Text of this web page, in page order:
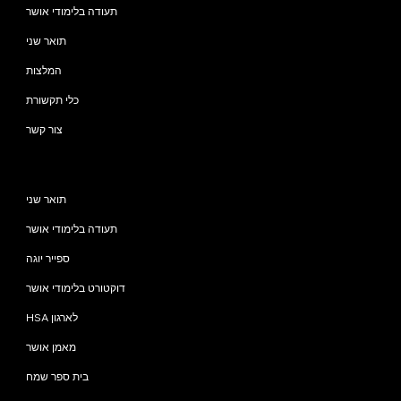
תעודה בלימודי אושר
תואר שני
המלצות
כלי תקשורת
צור קשר
תואר שני
תעודה בלימודי אושר
ספייר יוגה
דוקטורט בלימודי אושר
HSA לארגון
מאמן אושר
בית ספר שמח